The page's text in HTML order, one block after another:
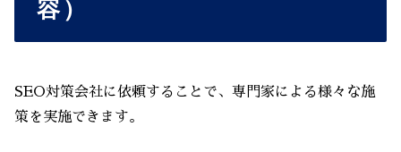
容）
SEO対策会社に依頼することで、専門家による様々な施
策を実施できます。